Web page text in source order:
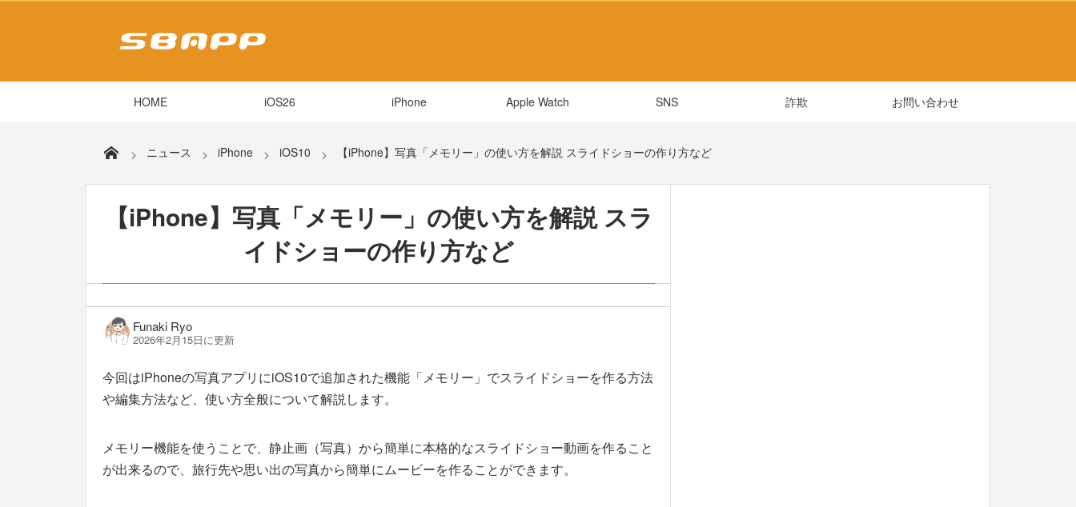
HOME iOS26 iPhone Apple Watch SNS 詐欺 お問い合わせ
ニュース iPhone iOS10 【iPhone】写真「メモリー」の使い方を解説 スライドショーの作り方など
【iPhone】写真「メモリー」の使い方を解説 スラ
イドショーの作り方など
Funaki Ryo
2026年2月15日に更新
今回はiPhoneの写真アプリにiOS10で追加された機能「メモリー」でスライドショーを作る方法
や編集方法など、使い方全般について解説します。
メモリー機能を使うことで、静止画（写真）から簡単に本格的なスライドショー動画を作ること
が出来るので、旅行先や思い出の写真から簡単にムービーを作ることができます。